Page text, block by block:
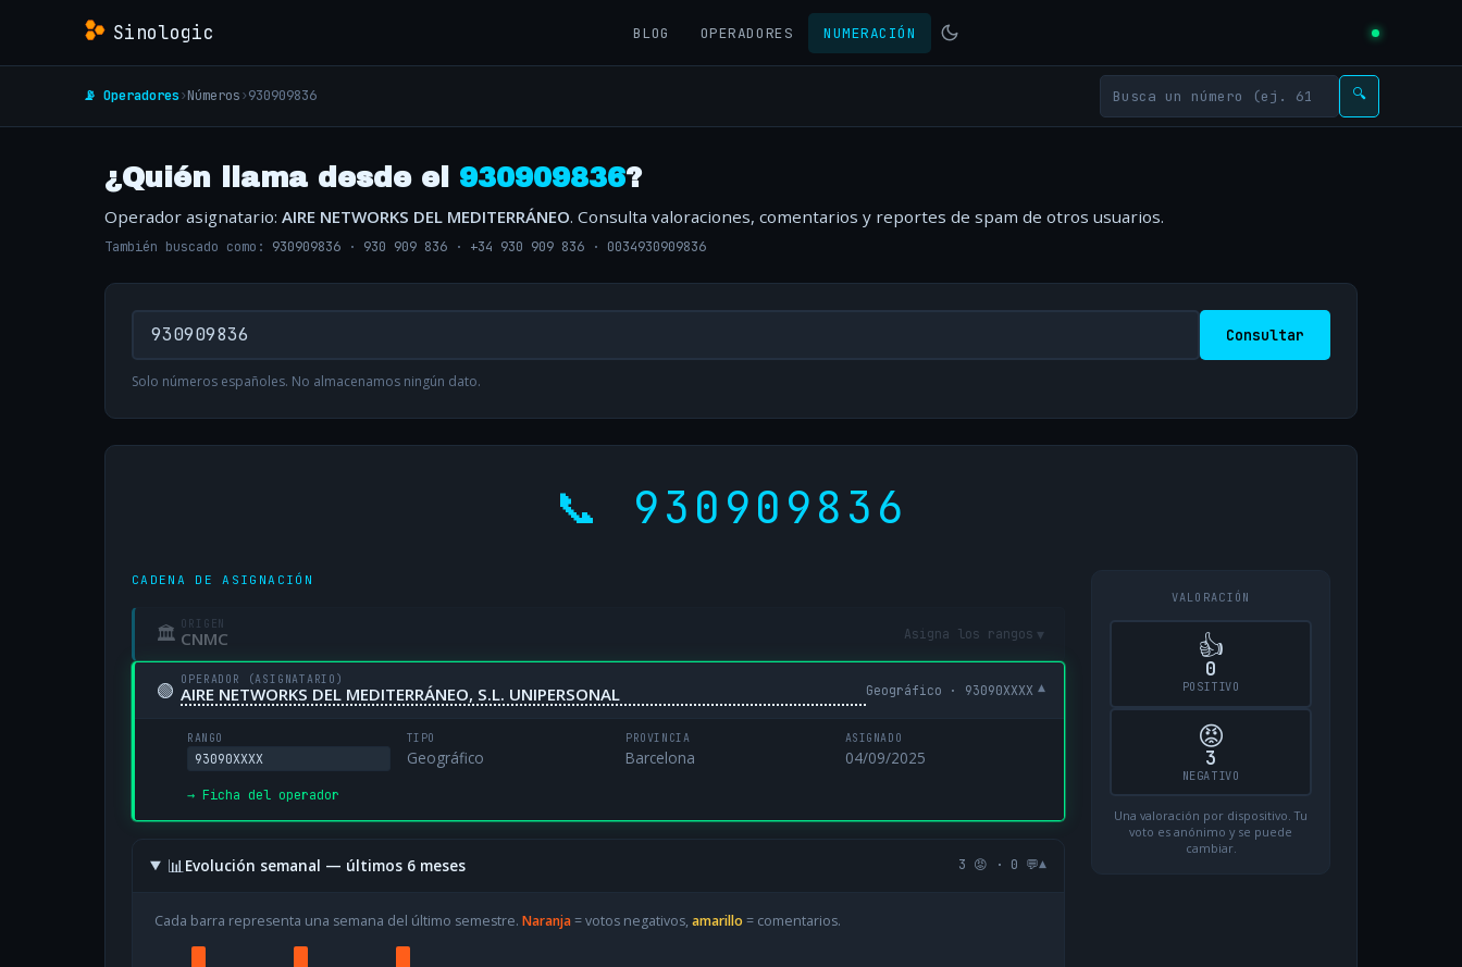
Sinologic BLOG OPERADORES NUMERACIÓN
📡 Operadores›Números›930909836 🔍
¿Quién llama desde el 930909836?
Operador asignatario: AIRE NETWORKS DEL MEDITERRÁNEO. Consulta valoraciones, comentarios y reportes de spam de otros usuarios.
También buscado como: 930909836 · 930 909 836 · +34 930 909 836 · 0034930909836
Consultar
Solo números españoles. No almacenamos ningún dato.
📞 930909836
CADENA DE ASIGNACIÓN
🏛 ORIGEN
CNMC Asigna los rangos ▾
🟢 OPERADOR (ASIGNATARIO)
AIRE NETWORKS DEL MEDITERRÁNEO, S.L. UNIPERSONAL Geográfico · 93090XXXX ▾
RANGO
93090XXXX
TIPO
Geográfico
PROVINCIA
Barcelona
ASIGNADO
04/09/2025
→ Ficha del operador
📊Evolución semanal — últimos 6 meses 3 😡 · 0 💬▾
Cada barra representa una semana del último semestre. Naranja= votos negativos, amarillo = comentarios.
VALORACIÓN
👍
0
POSITIVO
😡
3
NEGATIVO
Una valoración por dispositivo. Tu
voto es anónimo y se puede
cambiar.